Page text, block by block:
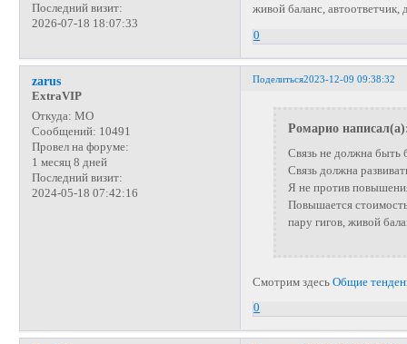
Последний визит:
2026-07-18 18:07:33
живой баланс, автоответчик,
0
Поделиться2023-12-09 09:38:32
zarus
ExtraVIP
Откуда: МО
Сообщений: 10491
Провел на форуме:
1 месяц 8 дней
Последний визит:
2024-05-18 07:42:16
Ромарио
Связь не должна быть
Связь должна
Я не против
Повышается
пару гигов, живой
Смотрим здесьОбщие
0